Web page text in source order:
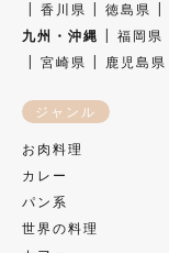
香川県
徳島県
九州・沖縄
福岡県
宮崎県
鹿児島県
ジャンル
お肉料理
カレー
パン系
世界の料理